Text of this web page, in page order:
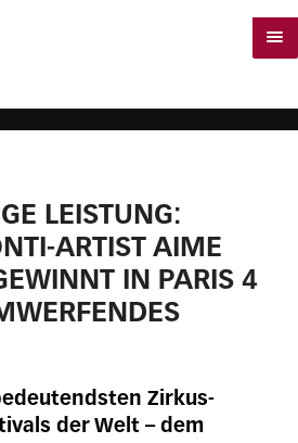
LEISTUNG:
ARTIST AIME
IN PARIS 4
Zirkus-
der Welt – dem